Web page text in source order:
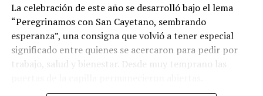
La celebración de este año se desarrolló bajo el lema
“Peregrinamos con San Cayetano, sembrando
esperanza”, una consigna que volvió a tener especial
significado entre quienes se acercaron para pedir por
trabajo, salud y bienestar. Desde muy temprano las